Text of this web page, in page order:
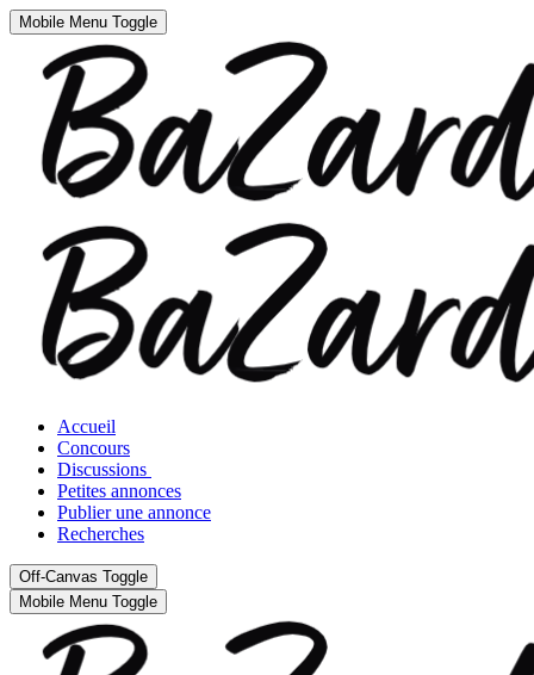
Mobile Menu Toggle
Accueil
Concours
Discussions
Petites annonces
Publier une annonce
Recherches
Off-Canvas Toggle
Mobile Menu Toggle